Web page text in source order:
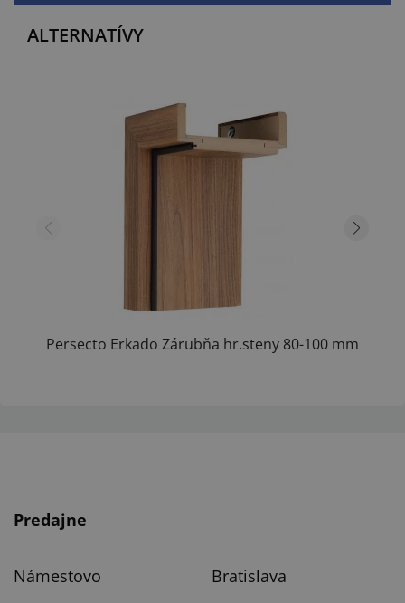
ALTERNATÍVY
Persecto Erkado Zárubňa hr.steny 80-100 mm
Predajne
Námestovo Bratislava